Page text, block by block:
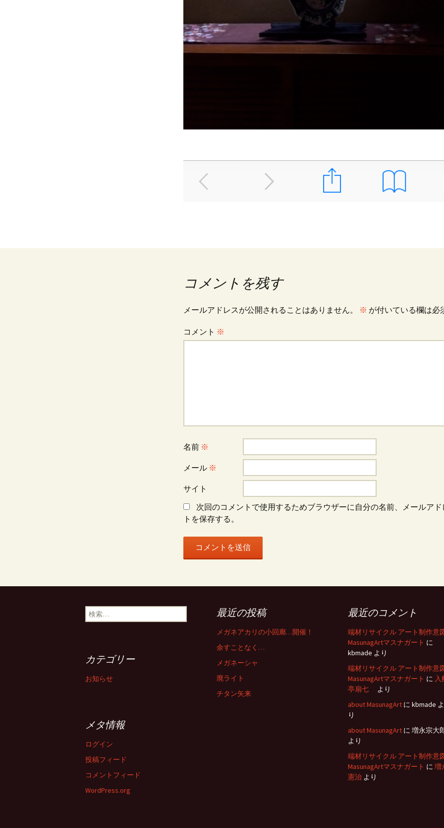
コメントを残す
メールアドレスが公開されることはありません。 ※ が付いている欄は必
コメント ※
名前 ※
メール ※
サイト
次回のコメントで使用するためブラウザーに自分の名前、メールアド
トを保存する。
検
索:
最近の投稿
メガネアカリの小回廊…開催！
余すことなく…
メガネーシャ
廃ライト
チタン矢来
最近のコメント
端材リサイクル アート制作意
MasunagArtマスナガート に
kbmade より
端材リサイクル アート制作意
MasunagArtマスナガート に 入
亭扇七
より
about MasunagArt に kbmade よ
り
about MasunagArt に 増永宗大
より
端材リサイクル アート制作意
MasunagArtマスナガート に 増
憲治 より
カテゴリー
お知らせ
メタ情報
ログイン
投稿フィード
コメントフィード
WordPress.org